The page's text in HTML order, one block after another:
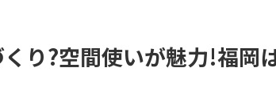
り?空間使いが魅力!福岡